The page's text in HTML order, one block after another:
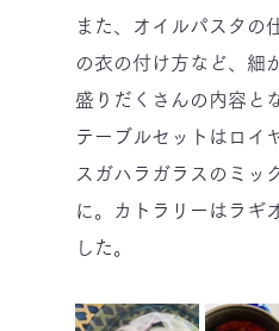
また、オイルパスタの
の衣の付け方など、細
盛りだくさんの内容と
テーブルセットはロイ
スガハラガラスのミッ
に。カトラリーはラギ
した。